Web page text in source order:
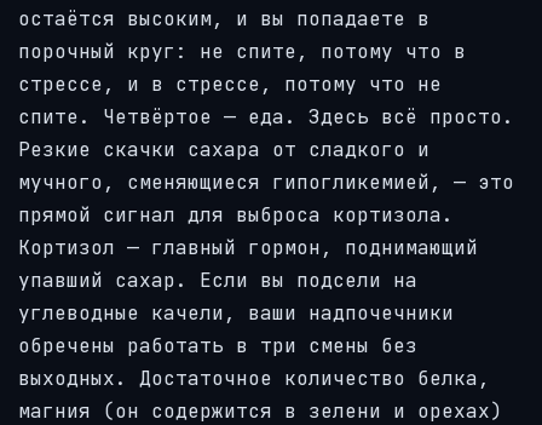
остаётся высоким, и вы попадаете в
порочный круг: не спите, потому что в
стрессе, и в стрессе, потому что не
спите. Четвёртое — еда. Здесь всё просто.
Резкие скачки сахара от сладкого и
мучного, сменяющиеся гипогликемией, — это
прямой сигнал для выброса кортизола.
Кортизол — главный гормон, поднимающий
упавший сахар. Если вы подсели на
углеводные качели, ваши надпочечники
обречены работать в три смены без
выходных. Достаточное количество белка,
магния (он содержится в зелени и орехах)